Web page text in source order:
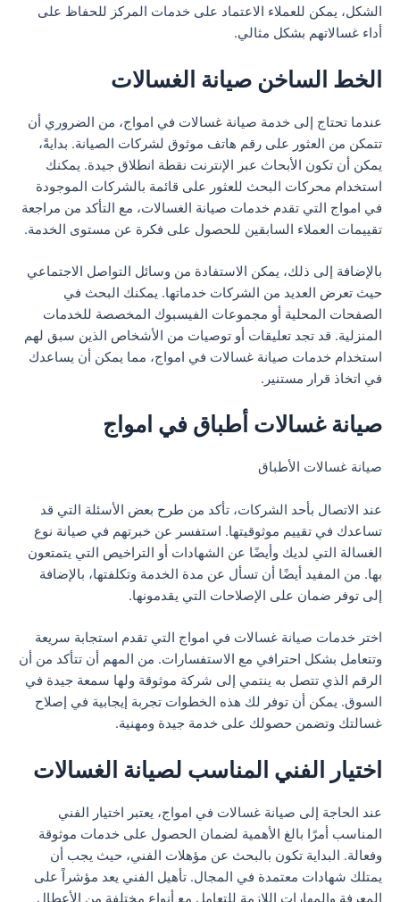
الشكل، يمكن للعملاء الاعتماد على خدمات المركز للحفاظ على
أداء غسالاتهم بشكل مثالي.
الخط الساخن صيانة الغسالات
عندما تحتاج إلى خدمة صيانة غسالات في امواج، من الضروري أن
تتمكن من العثور على رقم هاتف موثوق لشركات الصيانة. بدايةً،
يمكن أن تكون الأبحاث عبر الإنترنت نقطة انطلاق جيدة. يمكنك
استخدام محركات البحث للعثور على قائمة بالشركات الموجودة
في امواج التي تقدم خدمات صيانة الغسالات، مع التأكد من مراجعة
تقييمات العملاء السابقين للحصول على فكرة عن مستوى الخدمة.
بالإضافة إلى ذلك، يمكن الاستفادة من وسائل التواصل الاجتماعي
حيث تعرض العديد من الشركات خدماتها. يمكنك البحث في
الصفحات المحلية أو مجموعات الفيسبوك المخصصة للخدمات
المنزلية. قد تجد تعليقات أو توصيات من الأشخاص الذين سبق لهم
استخدام خدمات صيانة غسالات في امواج، مما يمكن أن يساعدك
في اتخاذ قرار مستنير.
صيانة غسالات أطباق في امواج
صيانة غسالات الأطباق
عند الاتصال بأحد الشركات، تأكد من طرح بعض الأسئلة التي قد
تساعدك في تقييم موثوقيتها. استفسر عن خبرتهم في صيانة نوع
الغسالة التي لديك وأيضًا عن الشهادات أو التراخيص التي يتمتعون
بها. من المفيد أيضًا أن تسأل عن مدة الخدمة وتكلفتها، بالإضافة
إلى توفر ضمان على الإصلاحات التي يقدمونها.
اختر خدمات صيانة غسالات في امواج التي تقدم استجابة سريعة
وتتعامل بشكل احترافي مع الاستفسارات. من المهم أن تتأكد من أن
الرقم الذي تتصل به ينتمي إلى شركة موثوقة ولها سمعة جيدة في
السوق. يمكن أن توفر لك هذه الخطوات تجربة إيجابية في إصلاح
غسالتك وتضمن حصولك على خدمة جيدة ومهنية.
اختيار الفني المناسب لصيانة الغسالات
عند الحاجة إلى صيانة غسالات في امواج، يعتبر اختيار الفني
المناسب أمرًا بالغ الأهمية لضمان الحصول على خدمات موثوقة
وفعالة. البداية تكون بالبحث عن مؤهلات الفني، حيث يجب أن
يمتلك شهادات معتمدة في المجال. تأهيل الفني يعد مؤشراً على
المعرفة والمهارات اللازمة للتعامل مع أنواع مختلفة من الأعطال